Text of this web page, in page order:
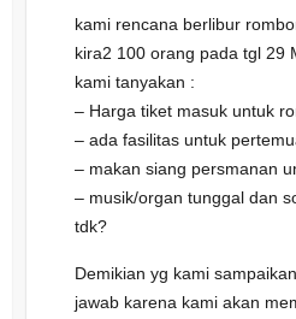
kami rencana berlibur
kira2 100 orang pada tgl 29
kami tanyakan :
– Harga tiket masuk untuk
– ada fasilitas untuk
– makan siang persmanan
– musik/organ tunggal dan
tdk?
Demikian yg kami
jawab karena kami akan